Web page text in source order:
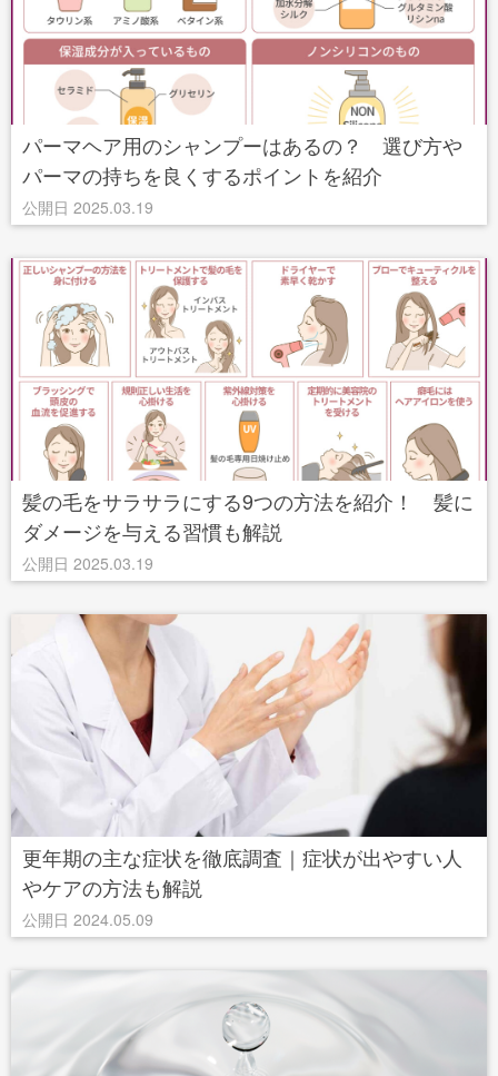
パーマヘア用のシャンプーはあるの？ 選び方や
パーマの持ちを良くするポイントを紹介
公開日 2025.03.19
髪の毛をサラサラにする9つの方法を紹介！ 髪に
ダメージを与える習慣も解説
公開日 2025.03.19
更年期の主な症状を徹底調査｜症状が出やすい人
やケアの方法も解説
公開日 2024.05.09